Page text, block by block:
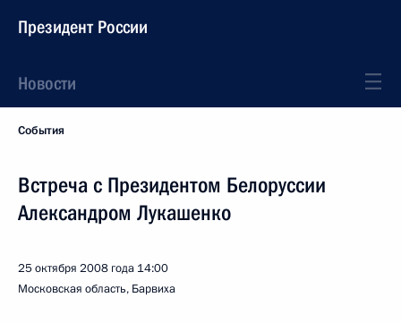
Президент России
Новости
События
Встреча с Президентом Белоруссии
Александром Лукашенко
25 октября 2008 года 14:00
Московская область, Барвиха